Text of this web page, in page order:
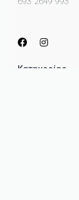
Κατηγορίες